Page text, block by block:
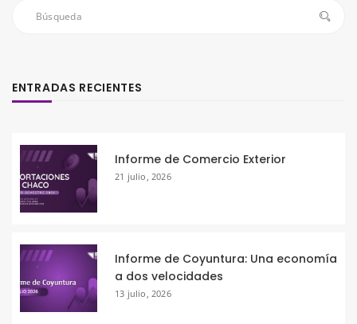
ENTRADAS RECIENTES
Informe de Comercio Exterior
21 julio, 2026
Informe de Coyuntura: Una economía
a dos velocidades
13 julio, 2026